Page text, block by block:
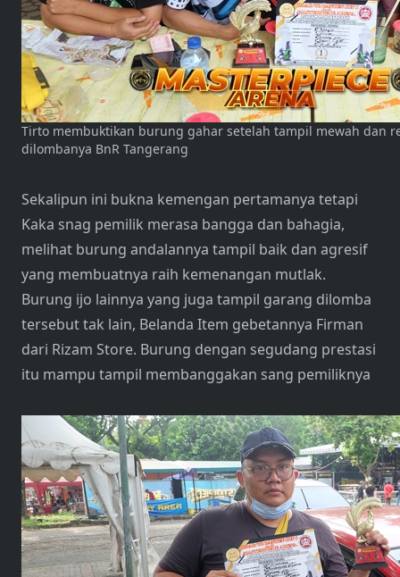
Tirto membuktikan burung gahar setelah tampil mewah dan
dilombanya BnR Tangerang
Sekalipun ini bukna kemengan pertamanya tetapi
Kaka snag pemilik merasa bangga dan bahagia,
melihat burung andalannya tampil baik dan agresif
yang membuatnya raih kemenangan mutlak.
Burung ijo lainnya yang juga tampil garang dilomba
tersebut tak lain, Belanda Item gebetannya Firman
dari Rizam Store. Burung dengan segudang prestasi
itu mampu tampil membanggakan sang pemiliknya